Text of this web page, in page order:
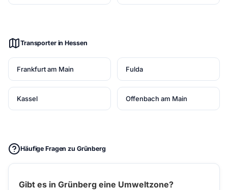
Transporter in Hessen
Frankfurt am Main Fulda
Kassel Offenbach am Main
Häufige Fragen zu Grünberg
Gibt es in Grünberg eine Umweltzone?